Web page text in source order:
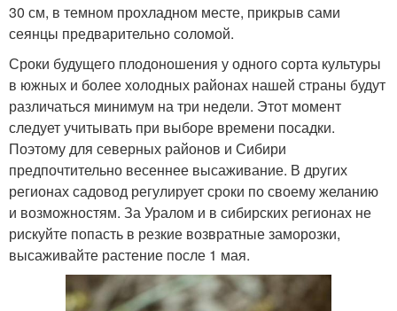
30 см, в темном прохладном месте, прикрыв сами
сеянцы предварительно соломой.
Сроки будущего плодоношения у одного сорта культуры
в южных и более холодных районах нашей страны будут
различаться минимум на три недели. Этот момент
следует учитывать при выборе времени посадки.
Поэтому для северных районов и Сибири
предпочтительно весеннее высаживание. В других
регионах садовод регулирует сроки по своему желанию
и возможностям. За Уралом и в сибирских регионах не
рискуйте попасть в резкие возвратные заморозки,
высаживайте растение после 1 мая.